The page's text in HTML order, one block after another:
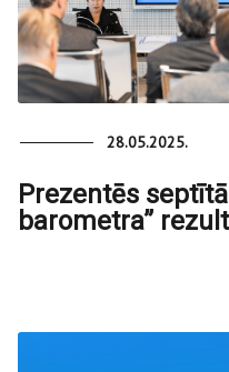
28.05.2025.
Prezentēs
barometra”